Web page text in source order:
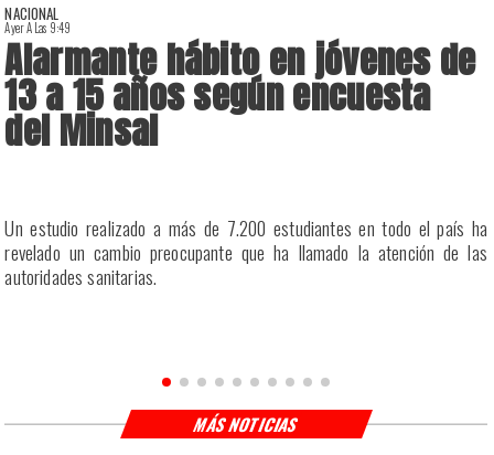
NACIONAL
Ayer A Las 9:49
Alarmante hábito en jóvenes de
13 a 15 años según encuesta
del Minsal
Un estudio realizado a más de 7.200 estudiantes en todo el país ha
revelado un cambio preocupante que ha llamado la atención de las
autoridades sanitarias.
MÁS NOTICIAS